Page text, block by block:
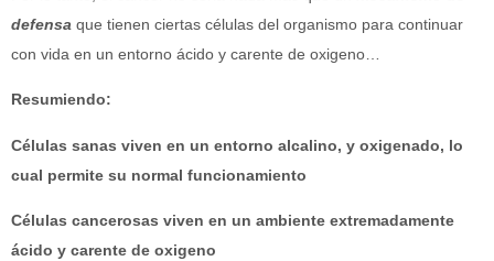
defensa que tienen ciertas células del organismo para continuar
con vida en un entorno ácido y carente de oxigeno…
Resumiendo:
Células sanas viven en un entorno alcalino, y oxigenado, lo
cual permite su normal funcionamiento
Células cancerosas viven en un ambiente extremadamente
ácido y carente de oxigeno